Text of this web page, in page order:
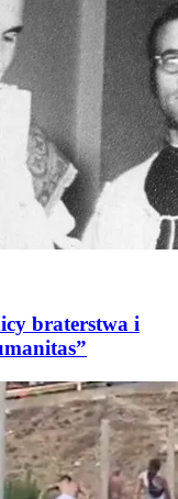
braterstwa i